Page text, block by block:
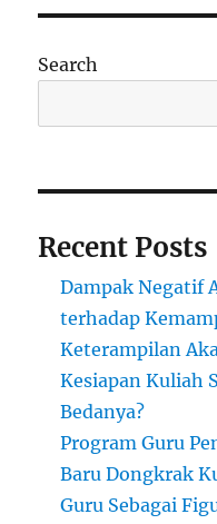
Search
Recent Posts
Dampak Negatif
terhadap
Keterampilan
Kesiapan Kuliah
Bedanya?
Program Guru
Baru Dongkrak
Guru Sebagai